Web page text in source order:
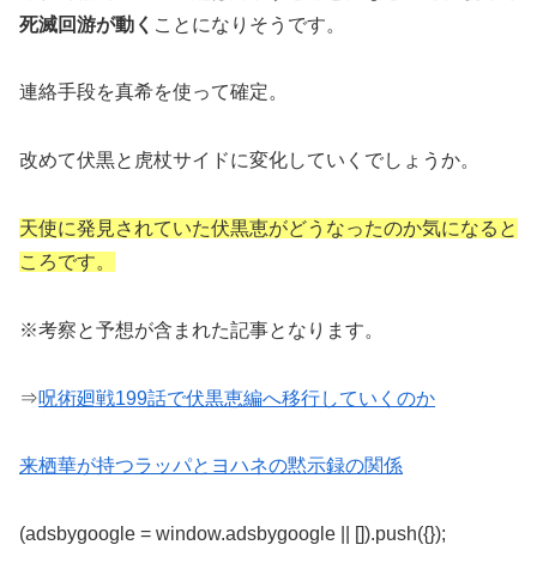
死滅回游が動く ことになりそうです。
連絡手段を真希を使って確定。
改めて伏黒と虎杖サイドに変化していくでしょうか。
天使に発見されていた伏黒恵がどうなったのか気になると
ころです。
※考察と予想が含まれた記事となります。
⇒呪術廻戦199話で伏黒恵編へ移行していくのか
来栖華が持つラッパとヨハネの黙示録の関係
(adsbygoogle = window.adsbygoogle || []).push({});